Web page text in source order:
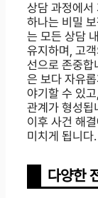
상담 과정에서
하나는 비밀
는 모든 상담
유지하며, 고
선으로 존중합
은 보다 자유
야기할 수 있
관계가 형성됩
이후 사건 해
미치게 됩니다.
다양한